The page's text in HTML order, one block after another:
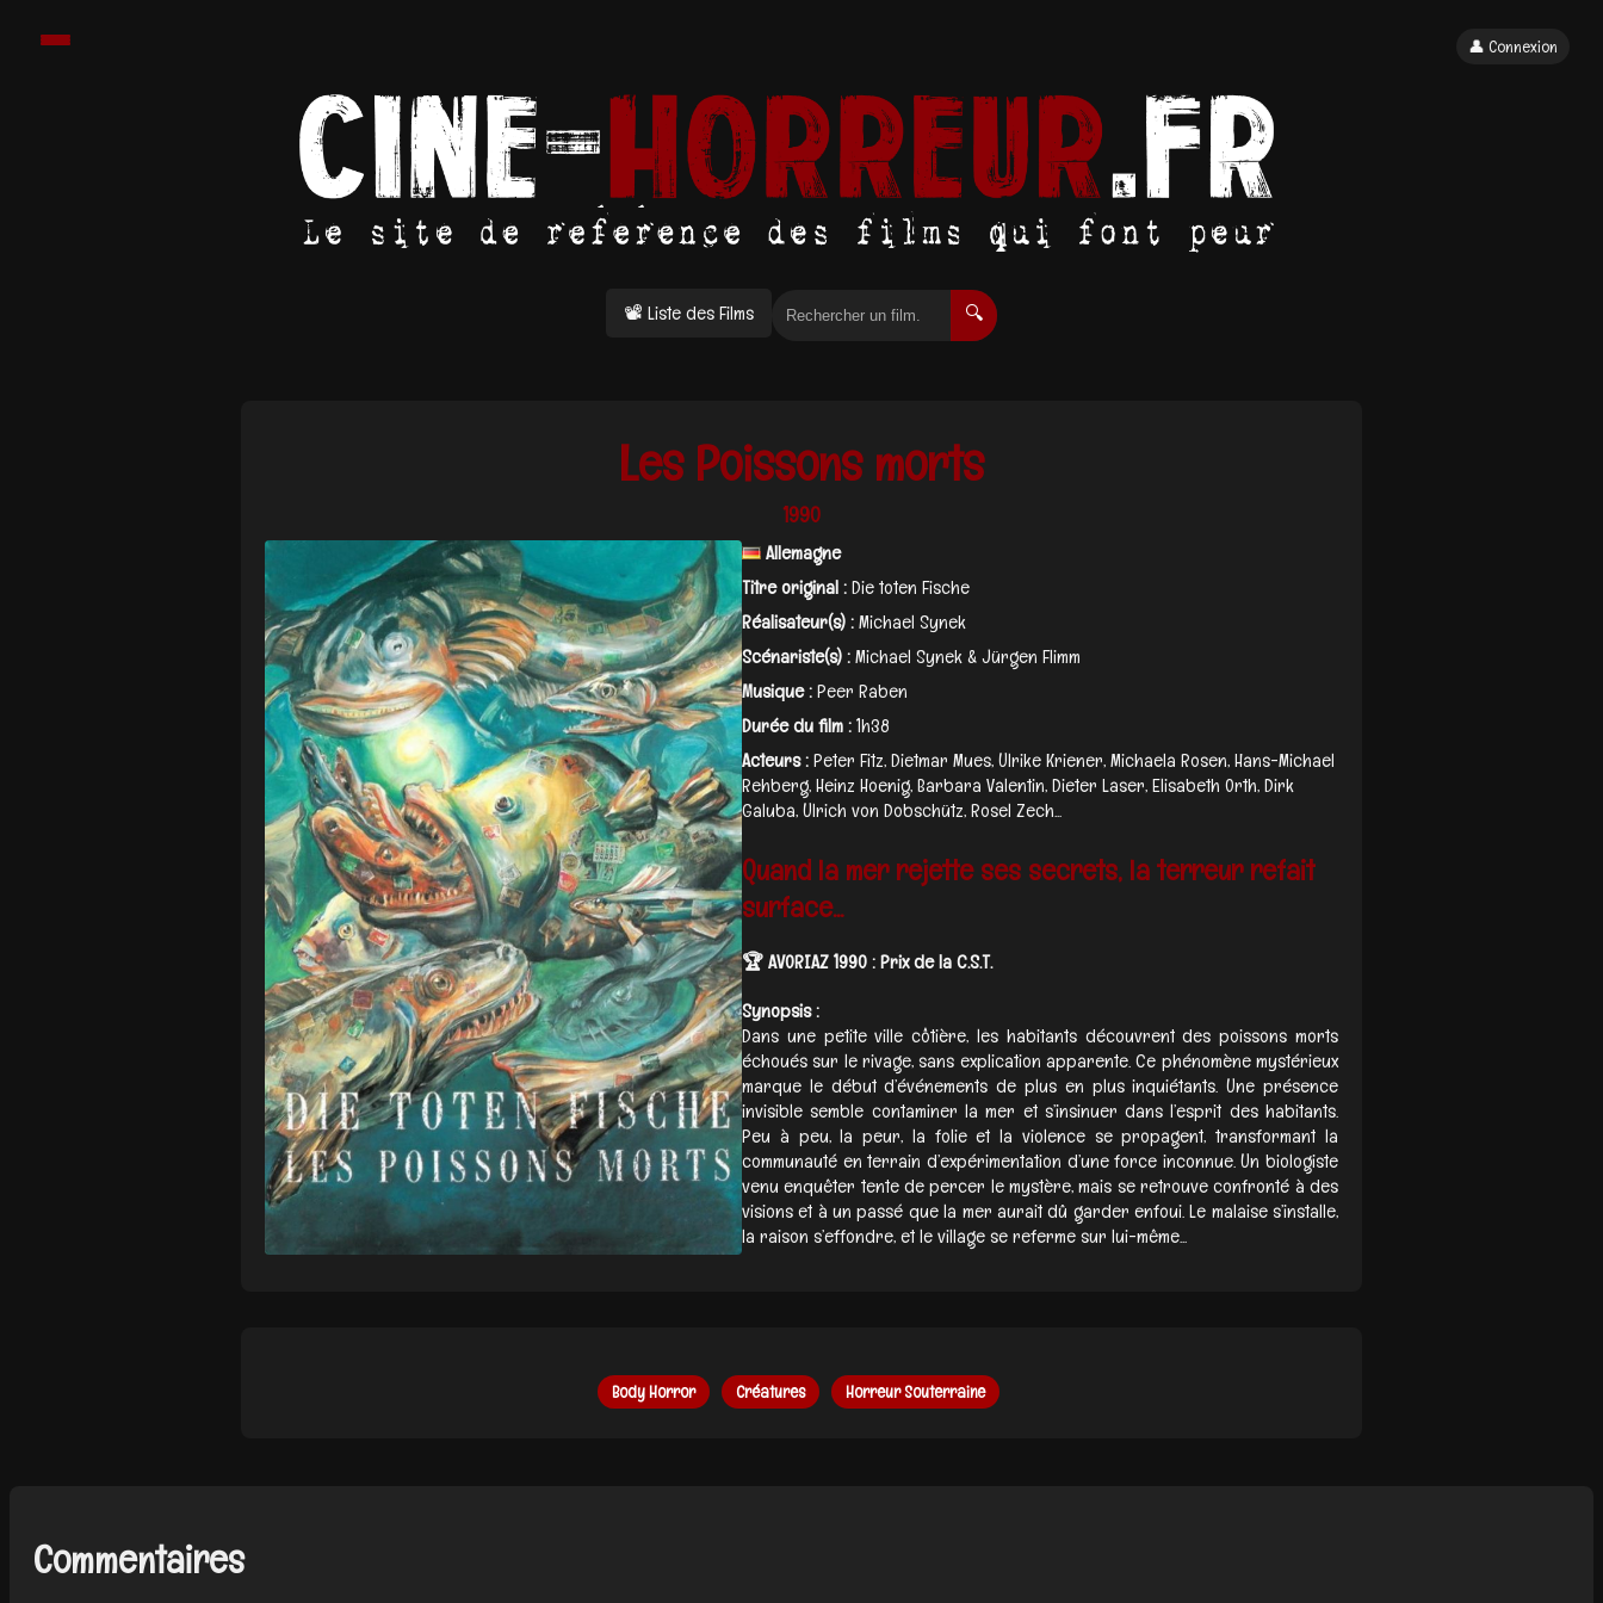
📽 Liste des Films 🔍
👤 Connexion
Les Poissons morts
1990
Allemagne
Titre original :Die toten Fische
Réalisateur(s) :Michael Synek
Scénariste(s) :Michael Synek & Jürgen Flimm
Musique :Peer Raben
Durée du film :1h38
Acteurs :Peter Fitz, Dietmar Mues, Ulrike Kriener, Michaela Rosen, Hans-Michael
Rehberg, Heinz Hoenig, Barbara Valentin, Dieter Laser, Elisabeth Orth, Dirk
Galuba, Ulrich von Dobschütz, Rosel Zech...
Quand la mer rejette ses secrets, la terreur refait
surface...
🏆 AVORIAZ 1990 : Prix de la C.S.T.
Synopsis :
Dans une petite ville côtière, les habitants découvrent des poissons morts
échoués sur le rivage, sans explication apparente. Ce phénomène mystérieux
marque le début d’événements de plus en plus inquiétants. Une présence
invisible semble contaminer la mer et s’insinuer dans l’esprit des habitants.
Peu à peu, la peur, la folie et la violence se propagent, transformant la
communauté en terrain d’expérimentation d’une force inconnue. Un biologiste
venu enquêter tente de percer le mystère, mais se retrouve confronté à des
visions et à un passé que la mer aurait dû garder enfoui. Le malaise s’installe,
la raison s’effondre, et le village se referme sur lui-même...
Body Horror Créatures Horreur Souterraine
Commentaires